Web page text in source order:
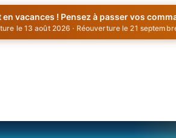
vacances ! Pensez à passer vos
le 13 août 2026 · Réouverture le 21